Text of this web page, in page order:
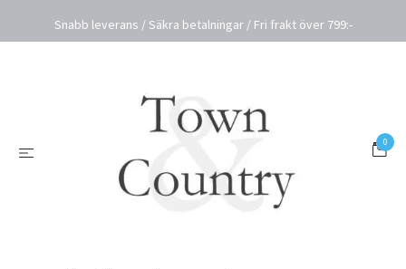
Snabb leverans / Säkra betalningar / Fri frakt över 799:-
0